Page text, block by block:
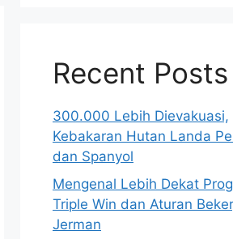
Recent Posts
300.000 Lebih Dievakuasi,
Kebakaran Hutan Landa
dan Spanyol
Mengenal Lebih Dekat
Triple Win dan Aturan
Jerman